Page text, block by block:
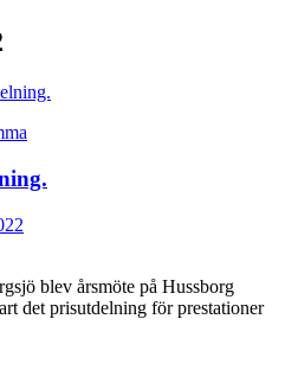
blev årsmöte på Hussborg
det prisutdelning för prestationer